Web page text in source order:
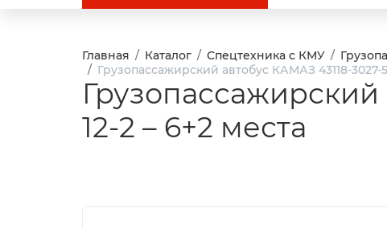
Главная Каталог Спецтехника с КМУ
Грузопассажирский автобус КАМАЗ 43118-
12-2 – 6+2 места